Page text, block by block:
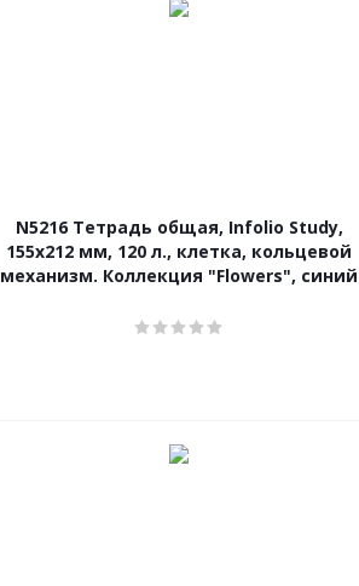
N5216 Тетрадь общая, Infolio Study,
155х212 мм, 120 л., клетка, кольцевой
механизм. Коллекция "Flowers", синий